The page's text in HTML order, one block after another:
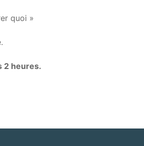
quoi »
2 heures.